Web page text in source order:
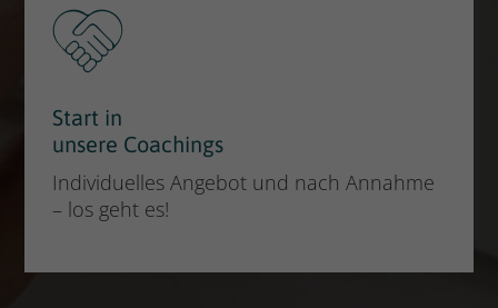
Start in
unsere Coachings
Individuelles Angebot und nach Annahme
– los geht es!